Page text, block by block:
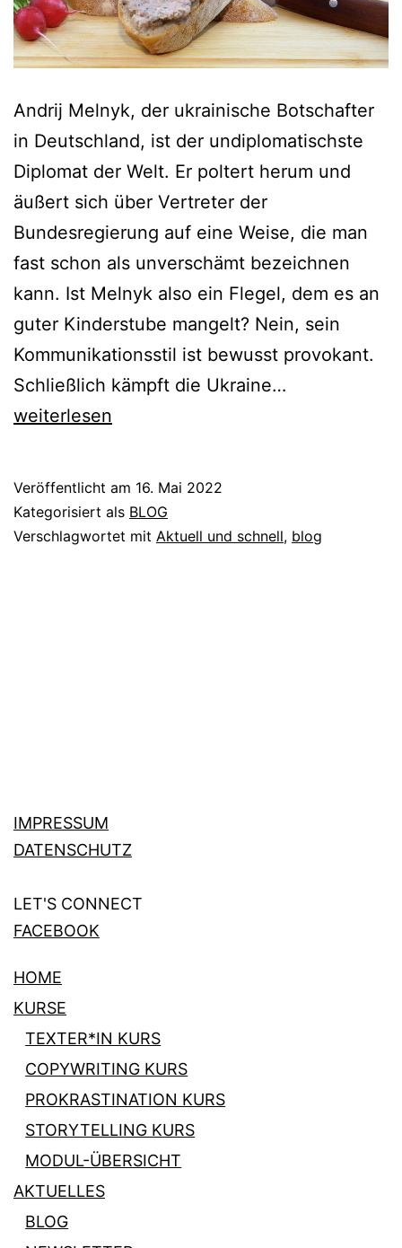
Andrij Melnyk, der ukrainische Botschafter
in Deutschland, ist der undiplomatischste
Diplomat der Welt. Er poltert herum und
äußert sich über Vertreter der
Bundesregierung auf eine Weise, die man
fast schon als unverschämt bezeichnen
kann. Ist Melnyk also ein Flegel, dem es an
guter Kinderstube mangelt? Nein, sein
Kommunikationsstil ist bewusst provokant.
Schließlich kämpft die Ukraine…
weiterlesen
Veröffentlicht am 16. Mai 2022
Kategorisiert als BLOG
Verschlagwortet mit Aktuell und schnell, blog
IMPRESSUM
DATENSCHUTZ
LET'S CONNECT
FACEBOOK
HOME
KURSE
TEXTER*IN KURS
COPYWRITING KURS
PROKRASTINATION KURS
STORYTELLING KURS
MODUL-ÜBERSICHT
AKTUELLES
BLOG